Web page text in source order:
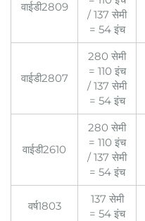
वाईडी2809
/ 137 सेमी
= 54 इंच
वाईडी2807
280 सेमी
= 110 इंच
/ 137 सेमी
= 54 इंच
वाईडी2610
280 सेमी
= 110 इंच
/ 137 सेमी
= 54 इंच
वर्ष1803
137 सेमी
= 54 इंच